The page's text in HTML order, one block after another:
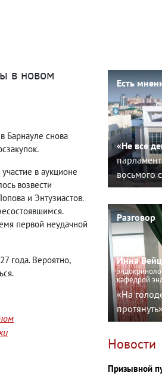
в новом
Барнауле снова
участие в аукционе
возвести
и Энтузиастов.
первой неудачной
года. Вероятно,
Есть
«Не все
восьмого
Разговор
Инна
кафедрой
«На
Новости
Призывной